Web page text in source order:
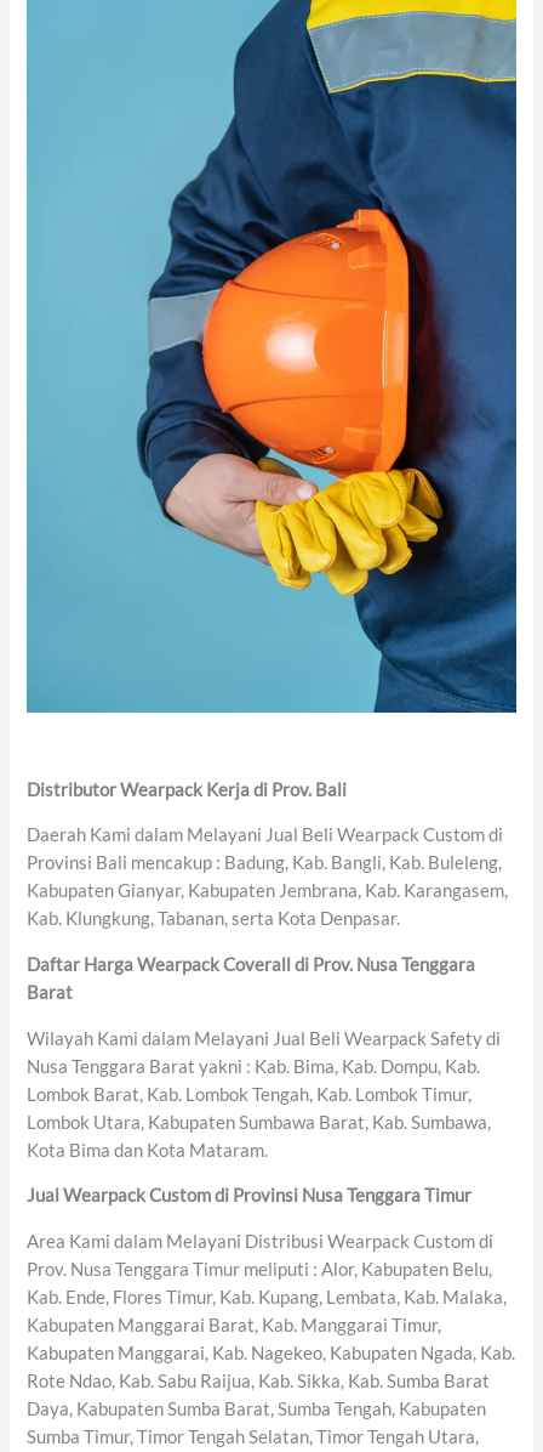
Distributor Wearpack Kerja di Prov. Bali
Daerah Kami dalam Melayani Jual Beli Wearpack Custom di
Provinsi Bali mencakup : Badung, Kab. Bangli, Kab. Buleleng,
Kabupaten Gianyar, Kabupaten Jembrana, Kab. Karangasem,
Kab. Klungkung, Tabanan, serta Kota Denpasar.
Daftar Harga Wearpack Coverall di Prov. Nusa Tenggara
Barat
Wilayah Kami dalam Melayani Jual Beli Wearpack Safety di
Nusa Tenggara Barat yakni : Kab. Bima, Kab. Dompu, Kab.
Lombok Barat, Kab. Lombok Tengah, Kab. Lombok Timur,
Lombok Utara, Kabupaten Sumbawa Barat, Kab. Sumbawa,
Kota Bima dan Kota Mataram.
Jual Wearpack Custom di Provinsi Nusa Tenggara Timur
Area Kami dalam Melayani Distribusi Wearpack Custom di
Prov. Nusa Tenggara Timur meliputi : Alor, Kabupaten Belu,
Kab. Ende, Flores Timur, Kab. Kupang, Lembata, Kab. Malaka,
Kabupaten Manggarai Barat, Kab. Manggarai Timur,
Kabupaten Manggarai, Kab. Nagekeo, Kabupaten Ngada, Kab.
Rote Ndao, Kab. Sabu Raijua, Kab. Sikka, Kab. Sumba Barat
Daya, Kabupaten Sumba Barat, Sumba Tengah, Kabupaten
Sumba Timur, Timor Tengah Selatan, Timor Tengah Utara,